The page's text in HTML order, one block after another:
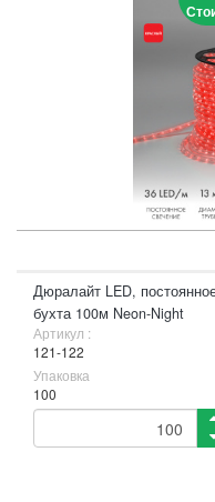
Дюралайт LED,
бухта 100м Neon-Night
Артикул :
121-122
Упаковка
100